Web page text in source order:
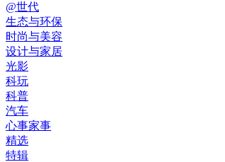
@世代
生态与环保
时尚与美容
设计与家居
光影
科玩
科普
汽车
心事家事
精选
特辑